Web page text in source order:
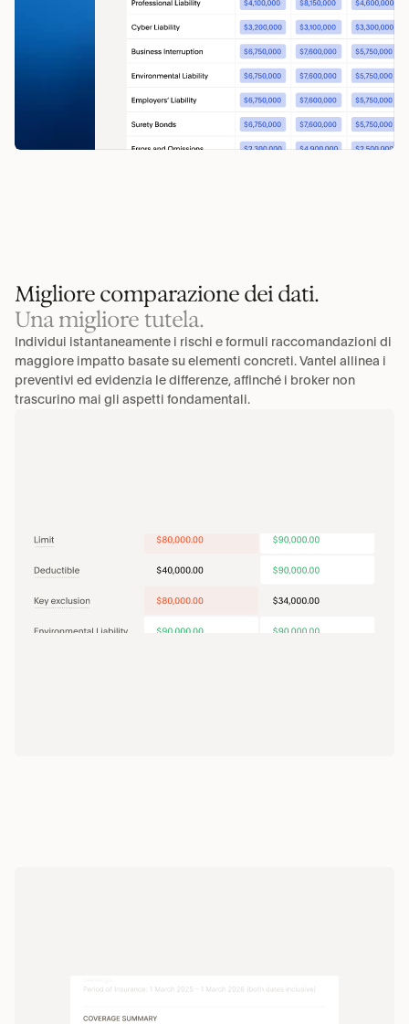
Migliore comparazione dei dati.
Una migliore tutela.
Individui istantaneamente i rischi e formuli raccomandazioni di
maggiore impatto basate su elementi concreti. Vantel allinea i
preventivi ed evidenzia le differenze, affinché i broker non
trascurino mai gli aspetti fondamentali.